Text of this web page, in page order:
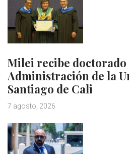
Milei recibe doctorado
Administración de la
Santiago de Cali
7 agosto, 2026